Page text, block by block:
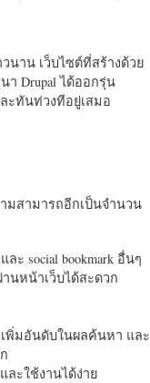
นาน เว็บไซต์ที่สร้างด้วย
า Drupal ได้ออกรุ่น
ะทันท่วงทีอยู่เสมอ
มสามารถอีกเป็นจำนวน
ะ social bookmark อื่นๆ
านหน้าเว็บได้สะดวก
เพิ่มอันดับในผลค้นหา และ
ละใช้งานได้ง่าย